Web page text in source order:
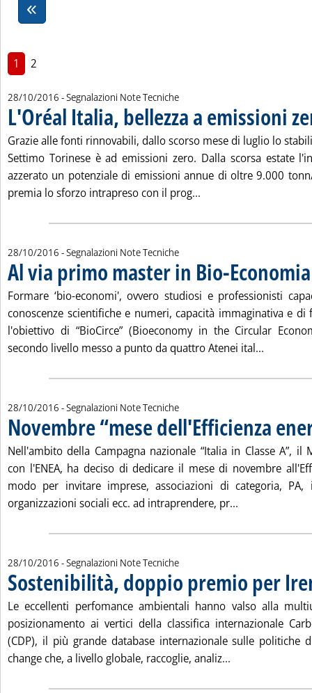
1 2
28/10/2016 - Segnalazioni Note Tecniche
L'Oréal Italia, bellezza a emissioni
Grazie alle fonti rinnovabili, dallo scorso mese di luglio lo
Settimo Torinese è ad emissioni zero. Dalla scorsa estate
azzerato un potenziale di emissioni annue di oltre 9.000
premia lo sforzo intrapreso con il prog...
28/10/2016 - Segnalazioni Note Tecniche
Al via primo master in Bio-Economia
Formare ‘bio-economi', ovvero studiosi e professionisti
conoscenze scientifiche e numeri, capacità immaginativa e
l'obiettivo di “BioCirce” (Bioeconomy in the Circular
secondo livello messo a punto da quattro Atenei ital...
28/10/2016 - Segnalazioni Note Tecniche
Novembre “mese dell'Efficienza
Nell'ambito della Campagna nazionale “Italia in Classe A”, il
con l'ENEA, ha deciso di dedicare il mese di novembre
modo per invitare imprese, associazioni di categoria, PA,
organizzazioni sociali ecc. ad intraprendere, pr...
28/10/2016 - Segnalazioni Note Tecniche
Sostenibilità, doppio premio per
Le eccellenti perfomance ambientali hanno valso alla
posizionamento ai vertici della classifica internazionale
(CDP), il più grande database internazionale sulle politiche
change che, a livello globale, raccoglie, analiz...